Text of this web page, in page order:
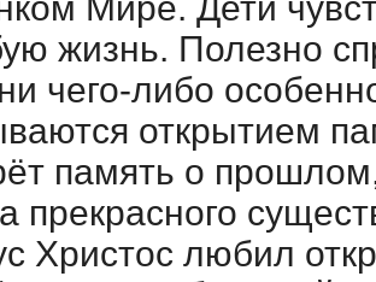
жизнь. Полезно
чего-либо
открытием
память о
прекрасного
Христос любил